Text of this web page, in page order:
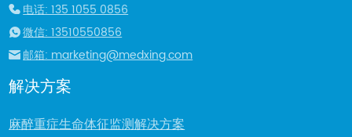
电话: 135 1055 0856
微信: 13510550856
邮箱: marketing@medxing.com
解决方案
麻醉重症生命体征监测解决方案